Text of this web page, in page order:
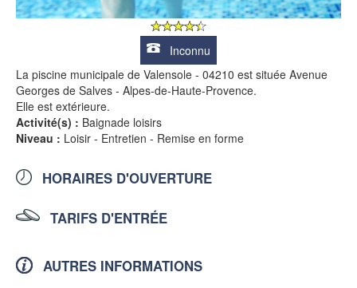
Inconnu
La piscine municipale de Valensole - 04210 est située Avenue
Georges de Salves - Alpes-de-Haute-Provence.
Elle est extérieure.
Activité(s) : Baignade loisirs
Niveau : Loisir - Entretien - Remise en forme
HORAIRES D'OUVERTURE
TARIFS D'ENTRÉE
AUTRES INFORMATIONS